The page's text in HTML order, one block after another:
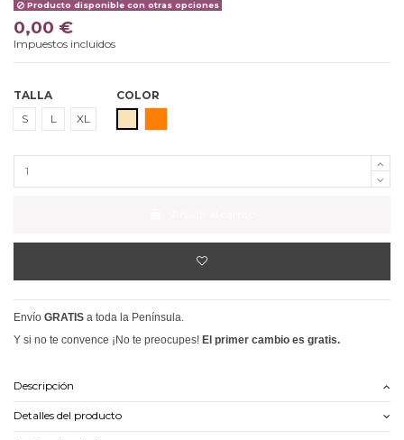
Producto disponible con otras opciones
0,00 €
Impuestos incluidos
TALLA
S
L XL
COLOR
Envío GRATIS a toda la Península.
Y si no te convence ¡No te preocupes! El primer cambio es gratis.
Descripción
Detalles del producto